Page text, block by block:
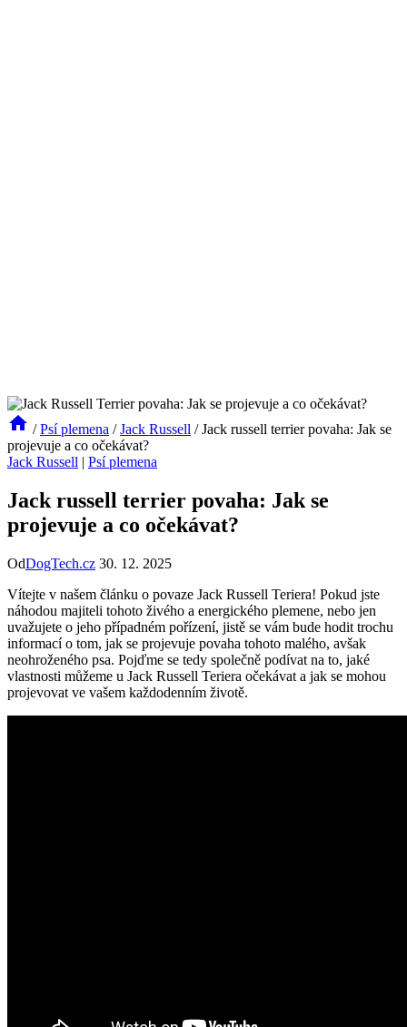
/ Psí plemena / Jack Russell / Jack russell terrier povaha: Jak se
projevuje a co očekávat?
Jack Russell | Psí plemena
Jack russell terrier povaha: Jak se
projevuje a co očekávat?
OdDogTech.cz 30. 12. 2025
Vítejte v ‌našem článku o ⁣povaze Jack Russell Teriera! Pokud jste
náhodou​ majiteli tohoto živého a energického plemene, ‍nebo jen
uvažujete o jeho ‍případném pořízení, jistě se vám bude hodit​ trochu
informací o tom, jak se projevuje povaha tohoto malého, avšak
neohroženého psa. Pojďme se tedy společně podívat na to, jaké‌
vlastnosti můžeme u Jack Russell Teriera očekávat a ​jak se ‌mohou
projevovat ve vašem každodenním životě.